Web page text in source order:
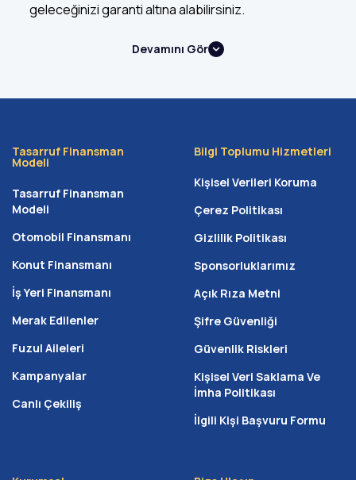
geleceğinizi garanti altına alabilirsiniz.
Neden Peşinatsız Ev Alma Yöntemini
ailelerin önündeki maddi engelleri kaldıran erişilebilir bir
mülk edinme modelidir. Kahramanmaraş gibi emlak
piyasasının sanayi istihdamı ve kentsel dönüşüm
projeleriyle dinamik olduğu bir bölgede birikim yapmaya
çalışırken fiyatların yükselmesi süreci zorlaştırabilir. Bu
olmasa dahi sisteme hemen dahil olabilirsiniz.
Hızlı tasarruf imkanı:
İlk taksitinizle birlikte
Kahramanmaraş’ta ev sahibi olma yolundaki
Zaman kazandırır:
Birikim yapmak için geçen yılları
kendi evinizde geçirme şansı elde edersiniz.
Devamını Gör
Tasarruf Finansman
Modeli
Tasarruf Finansman
Modeli
Otomobil Finansmanı
Konut Finansmanı
İş Yeri Finansmanı
Merak Edilenler
Fuzul Aileleri
Kampanyalar
Canlı Çekiliş
Bilgi Toplumu Hizmetleri
Kişisel Verileri Koruma
Çerez Politikası
Gizlilik Politikası
Sponsorluklarımız
Açık Rıza Metni
Şifre Güvenliği
Güvenlik Riskleri
Kişisel Veri Saklama Ve
İmha Politikası
İlgili Kişi Başvuru Formu